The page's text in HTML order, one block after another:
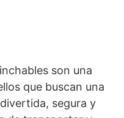
son una
que buscan una
segura y